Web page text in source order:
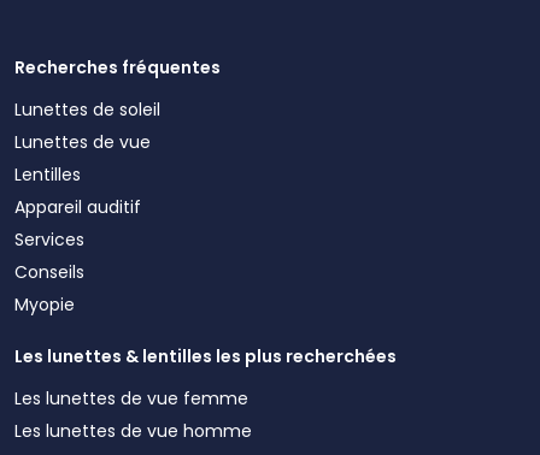
Recherches fréquentes
Lunettes de soleil
Lunettes de vue
Lentilles
Appareil auditif
Services
Conseils
Myopie
Les lunettes & lentilles les plus recherchées
Les lunettes de vue femme
Les lunettes de vue homme